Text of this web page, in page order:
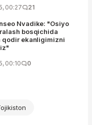
00:27 21
Nvadike: "Osiyo
bosqichida
qodir ekanligimizni
00:10 0